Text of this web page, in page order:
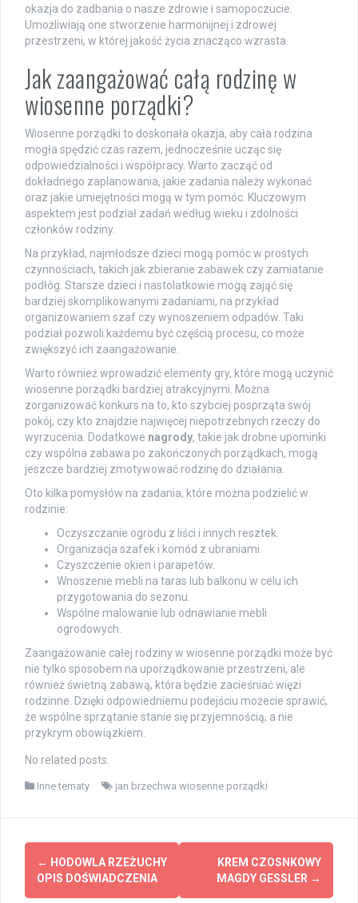
okazja do zadbania o nasze zdrowie i samopoczucie.
Umożliwiają one stworzenie harmonijnej i zdrowej
przestrzeni, w której jakość życia znacząco wzrasta.
Jak zaangażować całą rodzinę w
wiosenne porządki?
Wiosenne porządki to doskonała okazja, aby cała rodzina
mogła spędzić czas razem, jednocześnie ucząc się
odpowiedzialności i współpracy. Warto zacząć od
dokładnego zaplanowania, jakie zadania należy wykonać
oraz jakie umiejętności mogą w tym pomóc. Kluczowym
aspektem jest podział zadań według wieku i zdolności
członków rodziny.
Na przykład, najmłodsze dzieci mogą pomóc w prostych
czynnościach, takich jak zbieranie zabawek czy zamiatanie
podłóg. Starsze dzieci i nastolatkowie mogą zająć się
bardziej skomplikowanymi zadaniami, na przykład
organizowaniem szaf czy wynoszeniem odpadów. Taki
podział pozwoli każdemu być częścią procesu, co może
zwiększyć ich zaangażowanie.
Warto również wprowadzić elementy gry, które mogą uczynić
wiosenne porządki bardziej atrakcyjnymi. Można
zorganizować konkurs na to, kto szybciej posprząta swój
pokój, czy kto znajdzie najwięcej niepotrzebnych rzeczy do
wyrzucenia. Dodatkowe nagrody, takie jak drobne upominki
czy wspólna zabawa po zakończonych porządkach, mogą
jeszcze bardziej zmotywować rodzinę do działania.
Oto kilka pomysłów na zadania, które można podzielić w
rodzinie:
Oczyszczanie ogrodu z liści i innych resztek.
Organizacja szafek i komód z ubraniami.
Czyszczenie okien i parapetów.
Wnoszenie mebli na taras lub balkonu w celu ich
przygotowania do sezonu.
Wspólne malowanie lub odnawianie mebli
ogrodowych.
Zaangażowanie całej rodziny w wiosenne porządki może być
nie tylko sposobem na uporządkowanie przestrzeni, ale
również świetną zabawą, która będzie zacieśniać więzi
rodzinne. Dzięki odpowiedniemu podejściu możecie sprawić,
że wspólne sprzątanie stanie się przyjemnością, a nie
przykrym obowiązkiem.
No related posts.
Inne tematy jan brzechwa wiosenne porządki
Post
navigation
← HODOWLA RZEŻUCHY
OPIS DOŚWIADCZENIA
KREM CZOSNKOWY
MAGDY GESSLER →